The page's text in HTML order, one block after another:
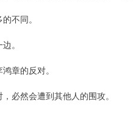
不同。
。
章的反对。
必然会遭到其他人的围攻。